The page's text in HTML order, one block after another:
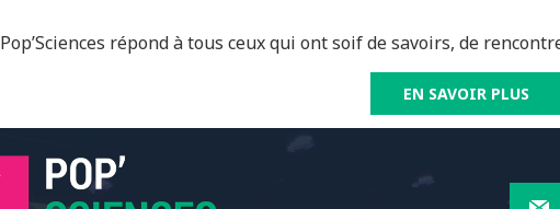
Pop’Sciences répond à tous ceux qui ont soif de savoirs, de
EN SAVOIR PLUS